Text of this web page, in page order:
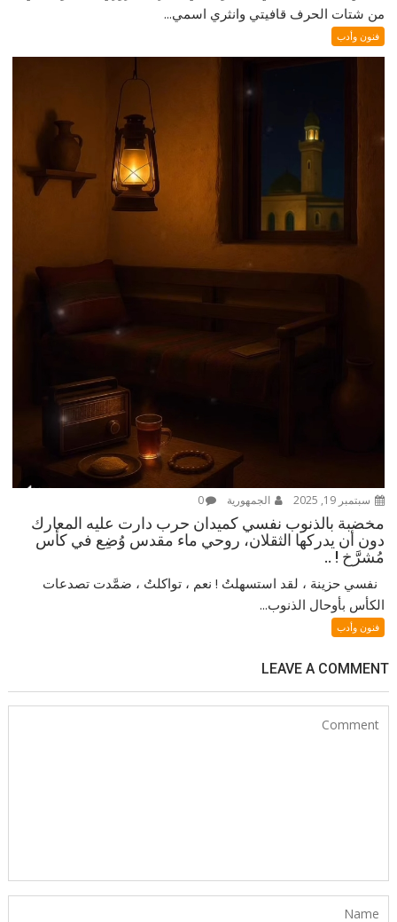
من شتات الحرف قافيتي وانثري اسمي...
فنون وأدب
سبتمبر 19, 2025 الجمهورية 0
مخضبة بالذنوب نفسي كميدان حرب دارت عليه المعارك
دون أن يدركها الثقلان، روحي ماء مقدس وُضِع في كأس
مُشرَّخ ! ..
نفسي حزينة ، لقد استسهلتُ ! نعم ، تواكلتُ ، ضمَّدت تصدعات
الكأس بأوحال الذنوب...
فنون وأدب
LEAVE A COMMENT